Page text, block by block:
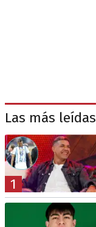
Las más leídas
1